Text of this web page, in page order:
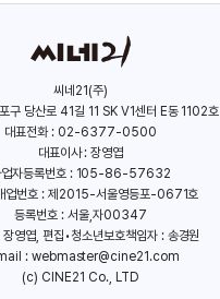
씨네21(주)
구 당산로 41길 11 SK V1센터 E동 1102호
대표전화 : 02-6377-0500
대표이사 : 장영엽
업자등록번호 : 105-86-57632
업번호 : 제2015-서울영등포-0671호
등록번호 : 서울,자00347
장영엽, 편집•청소년보호책임자 : 송경원
: webmaster@cine21.com
(c) CINE21 Co., LTD